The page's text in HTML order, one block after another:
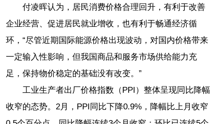
付凌晖认为，居民消费价格合理回升，有利于改善
企业经营、促进居民就业增收，也有利于畅通经济循
环，“尽管近期国际能源价格出现波动，对国内价格带来
一定输入性影响，但我国商品和服务市场供给能力充
足，保持物价稳定的基础没有改变。”
工业生产者出厂价格指数（PPI）整体呈现同比降幅
收窄的态势。2月，PPI同比下降0.9%，降幅比上月收窄